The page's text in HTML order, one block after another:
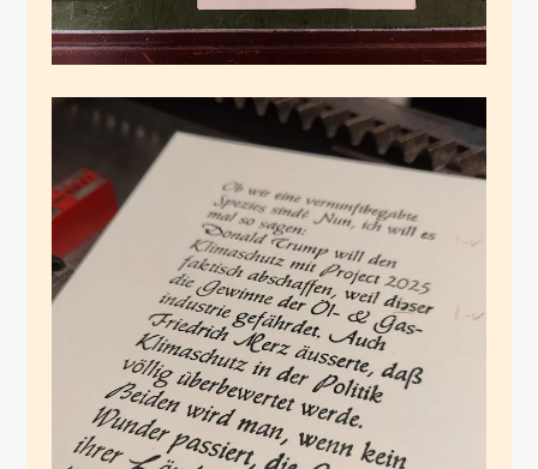
Amalthea
Januar 2, 2025